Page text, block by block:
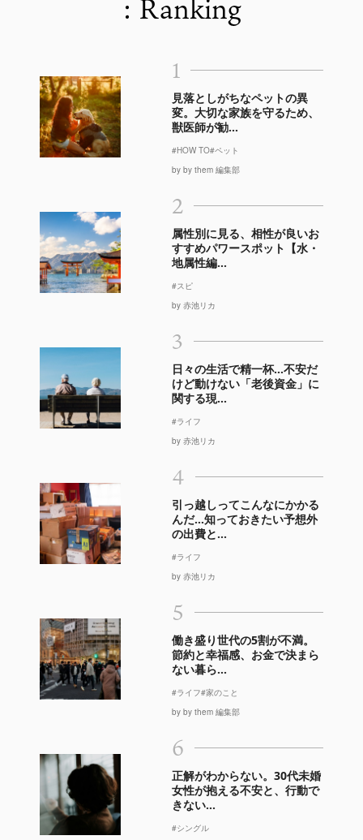
1
見落としがちなペットの異
変。大切な家族を守るため、
獣医師が勧...
#HOW TO#ペット
by by them 編集部
2
属性別に見る、相性が良いお
すすめパワースポット【水・
地属性編...
#スピ
by 赤池リカ
3
日々の生活で精一杯…不安だ
けど動けない「老後資金」に
関する現...
#ライフ
by 赤池リカ
4
引っ越しってこんなにかかる
んだ…知っておきたい予想外
の出費と...
#ライフ
by 赤池リカ
5
働き盛り世代の5割が不満。
節約と幸福感、お金で決まら
ない暮ら...
#ライフ#家のこと
by by them 編集部
6
正解がわからない。30代未婚
女性が抱える不安と、行動で
きない...
#シングル